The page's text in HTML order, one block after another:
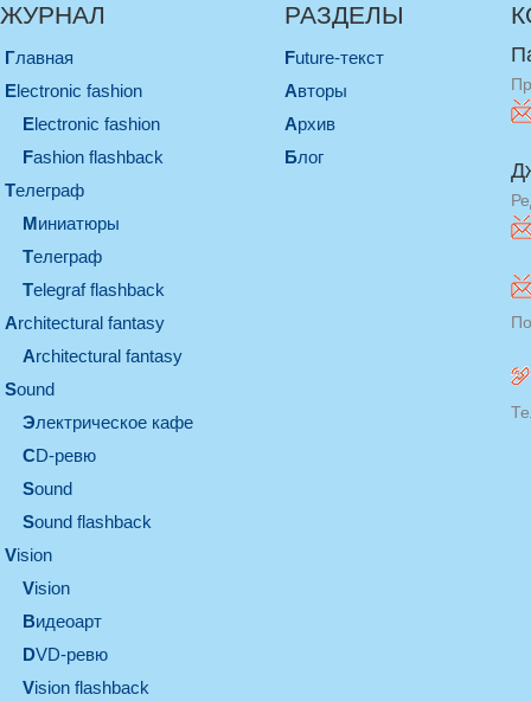
ЖУРНАЛ
Главная
electronic fashion
electronic fashion
Fashion flashback
телеграф
миниатюры
телеграф
Telegraf flashback
architectural fantasy
architectural fantasy
sound
электрическое кафе
CD-ревю
sound
Sound flashback
vision
vision
видеоарт
DVD-ревю
Vision flashback
РАЗДЕЛЫ
Future-текст
Авторы
Архив
Блог